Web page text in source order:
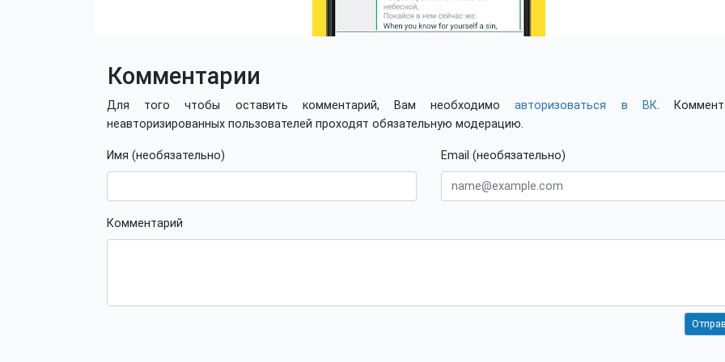
Комментарии
Для того чтобы оставить комментарий, Вам необходимоавторизоваться в ВК.
неавторизированных пользователей проходят обязательную модерацию.
Имя (необязательно) Email (необязательно)
Комментарий